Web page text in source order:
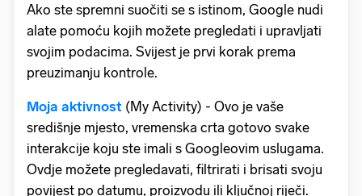
Ako ste spremni suočiti se s istinom, Google nudi
alate pomoću kojih možete pregledati i upravljati
svojim podacima. Svijest je prvi korak prema
preuzimanju kontrole.
Moja aktivnost (My Activity) - Ovo je vaše
središnje mjesto, vremenska crta gotovo svake
interakcije koju ste imali s Googleovim uslugama.
Ovdje možete pregledavati, filtrirati i brisati svoju
povijest po datumu, proizvodu ili ključnoj riječi.